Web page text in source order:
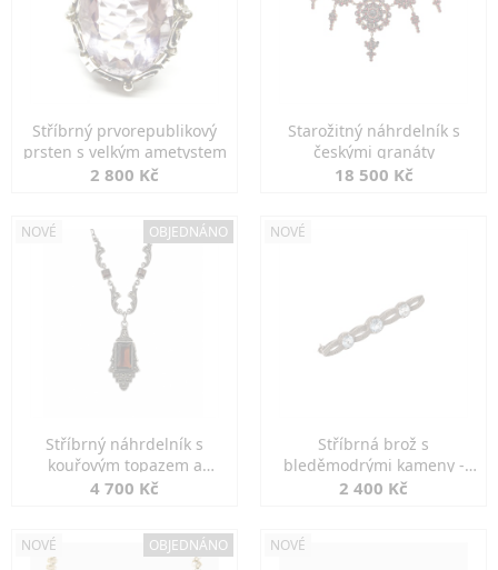
Stříbrný prvorepublikový
prsten s velkým ametystem
2 800 Kč
Starožitný náhrdelník s
českými granáty
18 500 Kč
NOVÉ OBJEDNÁNO
Stříbrný náhrdelník s
kouřovým topazem a
markazity
4 700 Kč
NOVÉ
Stříbrná brož s
bleděmodrými kameny -
jemná elegance
2 400 Kč
NOVÉ OBJEDNÁNO NOVÉ